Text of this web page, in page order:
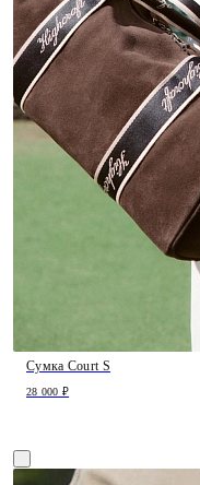
Сумка Court S
28 000 ₽